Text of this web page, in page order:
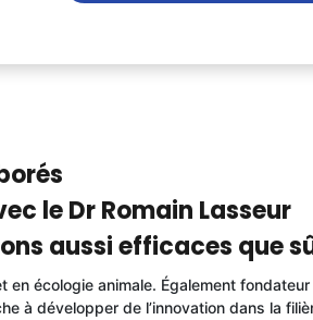
le Dr Romain Lasseur
aussi efficaces que
en écologie animale. Également
à développer de l’innovation dans la